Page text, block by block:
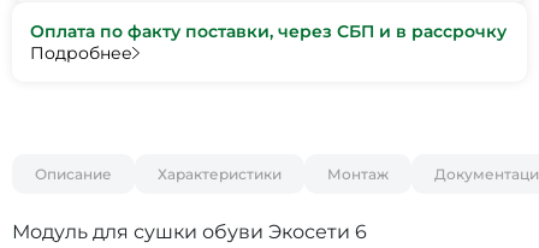
Оплата по факту поставки, через СБП и в рассрочку
Подробнее
Описание Характеристики Монтаж
Модуль для сушки обуви Экосети 6